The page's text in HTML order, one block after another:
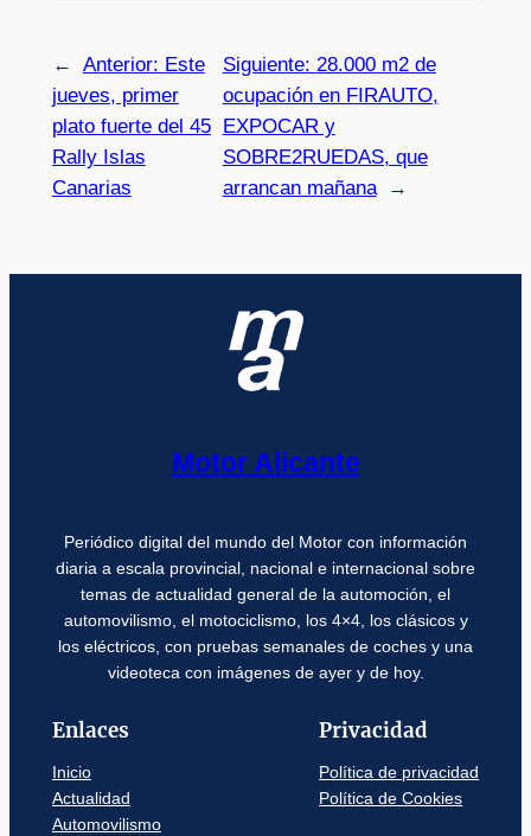
← Anterior: Este
jueves, primer
plato fuerte del 45
Rally Islas
Canarias
Siguiente: 28.000 m2 de
ocupación en FIRAUTO,
EXPOCAR y
SOBRE2RUEDAS, que
arrancan mañana
→
Motor Alicante
Periódico digital del mundo del Motor con información
diaria a escala provincial, nacional e internacional sobre
temas de actualidad general de la automoción, el
automovilismo, el motociclismo, los 4×4, los clásicos y
los eléctricos, con pruebas semanales de coches y una
videoteca con imágenes de ayer y de hoy.
Enlaces
Inicio
Actualidad
Automovilismo
Privacidad
Política de privacidad
Política de Cookies